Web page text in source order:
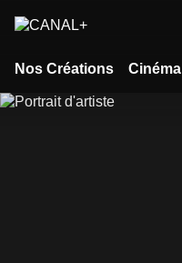
Nos Créations Cinéma